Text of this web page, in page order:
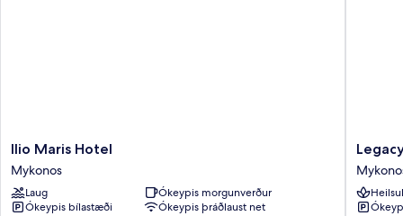
Ilio
Maris
Hotel
Mykonos
Ilio Maris Hotel
Mykonos
Laug
Ókeypis morgunverður
Ókeypis bílastæði
Ókeypis þráðlaust net
Legacy
Suites